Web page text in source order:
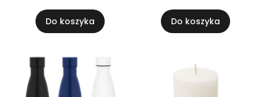
Do koszyka Do koszyka